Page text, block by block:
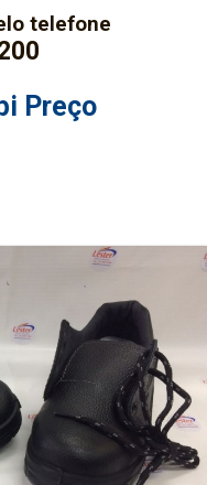
telefone
Preço